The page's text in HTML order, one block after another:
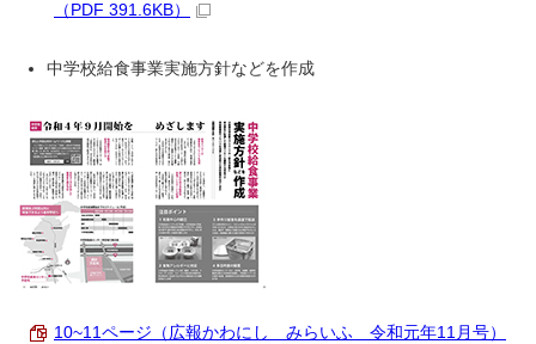
（PDF 391.6KB）
中学校給食事業実施方針などを作成
10~11ページ（広報かわにし みらいふ 令和元年11月号）